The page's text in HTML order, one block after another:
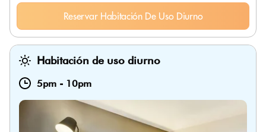
Reservar Habitación De Uso Diurno
Habitación de uso diurno
5pm - 10pm